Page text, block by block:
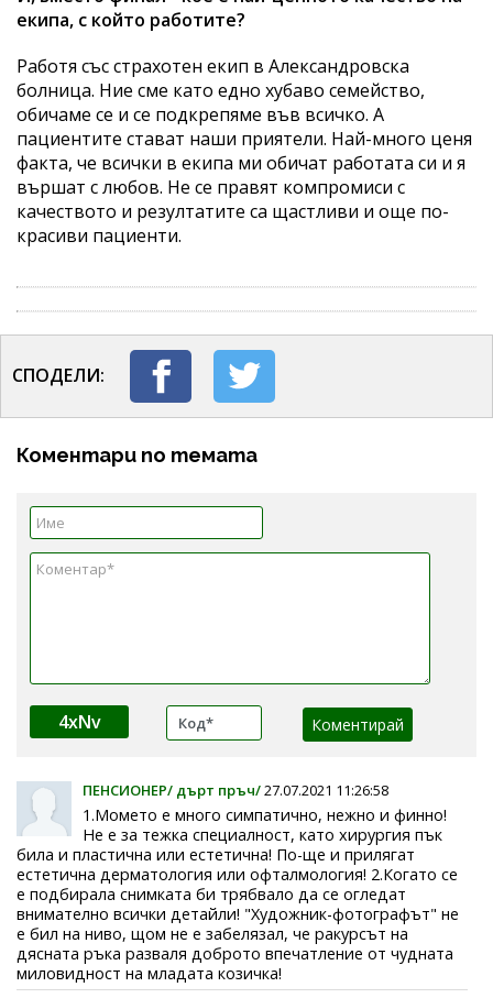
екипа, с който работите?
Работя със страхотен екип в Александровска
болница. Ние сме като едно хубаво семейство,
обичаме се и се подкрепяме във всичко. А
пациентите стават наши приятели. Най-много ценя
факта, че всички в екипа ми обичат работата си и я
вършат с любов. Не се правят компромиси с
качеството и резултатите са щастливи и още по-
красиви пациенти.
СПОДЕЛИ:
Коментари по темата
4xNv
ПЕНСИОНЕР/ дърт пръч/27.07.2021 11:26:58
1.Момето е много симпатично, нежно и финно!
Не е за тежка специалност, като хирургия пък
била и пластична или естетична! По-ще и прилягат
естетична дерматология или офталмология! 2.Когато се
е подбирала снимката би трябвало да се огледат
внимателно всички детайли! "Художник-фотографът" не
е бил на ниво, щом не е забелязал, че ракурсът на
дясната ръка разваля доброто впечатление от чудната
миловидност на младата козичка!